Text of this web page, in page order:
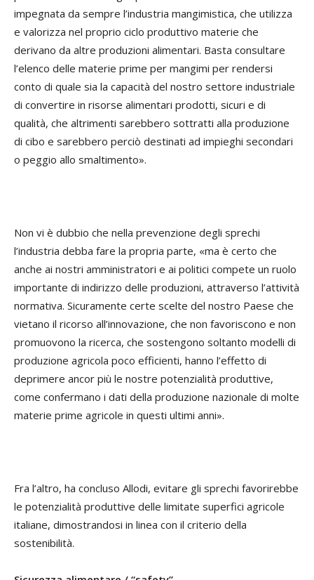
impegnata da sempre l’industria mangimistica, che utilizza
e valorizza nel proprio ciclo produttivo materie che
derivano da altre produzioni alimentari. Basta consultare
l’elenco delle materie prime per mangimi per rendersi
conto di quale sia la capacità del nostro settore industriale
di convertire in risorse alimentari prodotti, sicuri e di
qualità, che altrimenti sarebbero sottratti alla produzione
di cibo e sarebbero perciò destinati ad impieghi secondari
o peggio allo smaltimento».
Non vi è dubbio che nella prevenzione degli sprechi
l’industria debba fare la propria parte, «ma è certo che
anche ai nostri amministratori e ai politici compete un ruolo
importante di indirizzo delle produzioni, attraverso l’attività
normativa. Sicuramente certe scelte del nostro Paese che
vietano il ricorso all’innovazione, che non favoriscono e non
promuovono la ricerca, che sostengono soltanto modelli di
produzione agricola poco efficienti, hanno l’effetto di
deprimere ancor più le nostre potenzialità produttive,
come confermano i dati della produzione nazionale di molte
materie prime agricole in questi ultimi anni».
Fra l’altro, ha concluso Allodi, evitare gli sprechi favorirebbe
le potenzialità produttive delle limitate superfici agricole
italiane, dimostrandosi in linea con il criterio della
sostenibilità.